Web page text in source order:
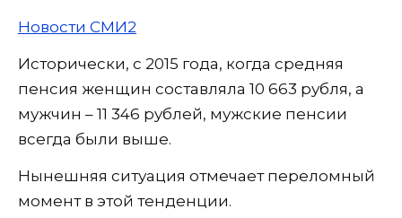
Новости СМИ2
Исторически, с 2015 года, когда средняя
пенсия женщин составляла 10 663 рубля, а
мужчин – 11 346 рублей, мужские пенсии
всегда были выше.
Нынешняя ситуация отмечает переломный
момент в этой тенденции.